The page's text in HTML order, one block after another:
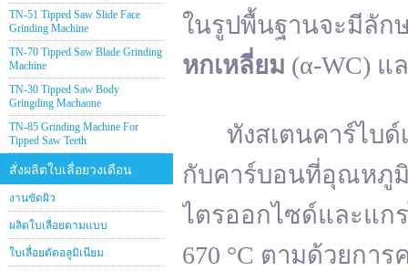
TN-51 Tipped Saw Slide Face
Grinding Machine
TN-70 Tipped Saw Blade Grinding
Machine
TN-30 Tipped Saw Body
Gringding Machaone
TN-85 Grinding Machine For
Tipped Saw Teeth
สั่งผลิตใบเลื่อยวงเดือน
งานขัดผิว
ผลิตใบเลื่อยตามแบบ
ใบเลื่อยตัดอลูมิเนียม
ในรูปพื้นฐานจะมีลัก
หกเหลี่ยม (α-WC) แ
ทังสเตนคาร์ไบด์เ
กับคาร์บอนที่อุณหภูมิ
ไตรออกไซด์และแก
670 °C ตามด้วยกา